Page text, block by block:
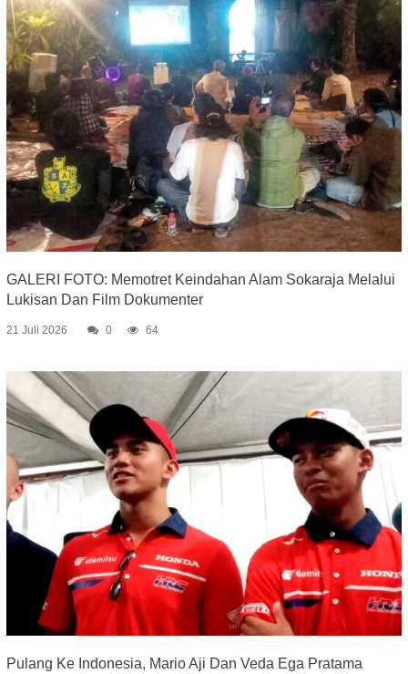
GALERI FOTO: Memotret Keindahan Alam Sokaraja Melalui
Lukisan Dan Film Dokumenter
21 Juli 2026 0 64
Pulang Ke Indonesia, Mario Aji Dan Veda Ega Pratama